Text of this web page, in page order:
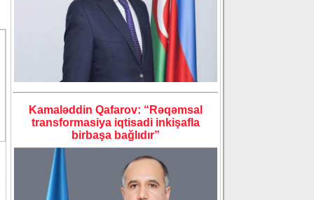
Kamaləddin Qafarov: “Rəqəmsal
transformasiya iqtisadi inkişafla
birbaşa bağlıdır”